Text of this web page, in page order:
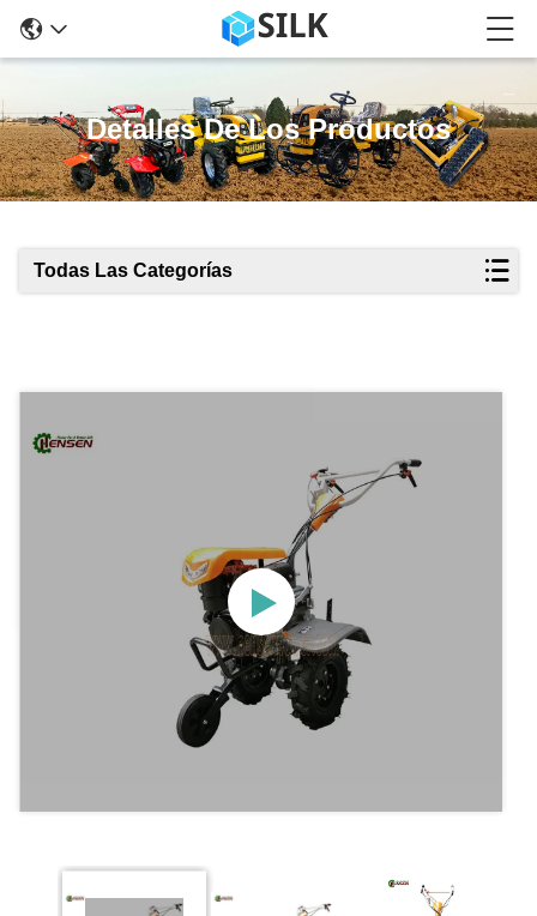
Detalles De Los Productos
Todas Las Categorías